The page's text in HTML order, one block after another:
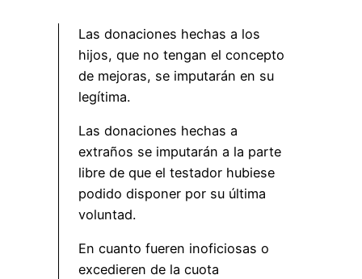
Las donaciones hechas a los
hijos, que no tengan el concepto
de mejoras, se imputarán en su
legítima.
Las donaciones hechas a
extraños se imputarán a la parte
libre de que el testador hubiese
podido disponer por su última
voluntad.
En cuanto fueren inoficiosas o
excedieren de la cuota